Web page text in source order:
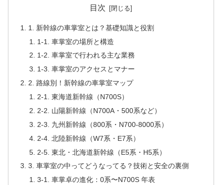
目次
1. 新幹線の車掌室とは？基礎知識と役割
1-1. 車掌室の場所と構造
1-2. 車掌室で行われる主な業務
1-3. 車掌室のアクセスとマナー
2. 路線別！新幹線の車掌室マップ
2-1. 東海道新幹線（N700S）
2-2. 山陽新幹線（N700A・500系など）
2-3. 九州新幹線（800系・N700-8000系）
2-4. 北陸新幹線（W7系・E7系）
2-5. 東北・北海道新幹線（E5系・H5系）
3. 車掌室の中ってどうなってる？技術と安全の裏側
3-1. 車掌卓の進化：0系〜N700S 年表